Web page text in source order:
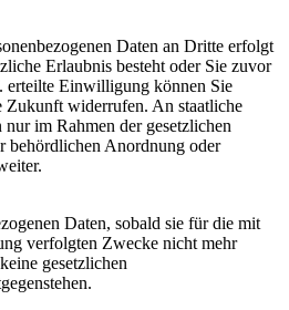
Daten an Dritte erfolgt
Erlaubnis besteht oder Sie zuvor
erteilte Einwilligung können Sie
widerrufen. An staatliche
im Rahmen der gesetzlichen
behördlichen Anordnung oder
Daten, sobald sie für die mit
verfolgten Zwecke nicht mehr
gesetzlichen